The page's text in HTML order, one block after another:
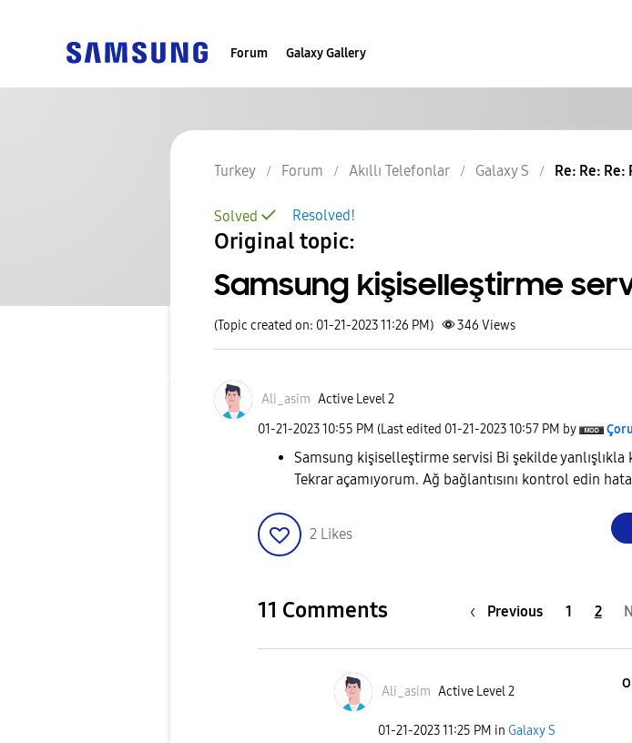
Forum Galaxy Gallery
Turkey Forum Akıllı Telefonlar Galaxy S Re: Re:
Resolved!
Solved
Original topic:
Samsung kişiselleştirme
(Topic created on: 01-21-2023 11:26 PM) 346 Views
Ali_asim Active Level 2
‎01-21-202310:55 PM (Last edited ‎01-21-202310:57 PM by
Samsung kişiselleştirme servisi Bi şekilde yanlışlıkla
Tekrar açamıyorum. Ağ bağlantısını kontrol edin
2 Likes
11 Comments Previous 1 2
Ali_asim Active Level 2
‎01-21-202311:25 PM in Galaxy S